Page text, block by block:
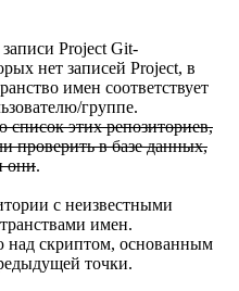
Project Git-
нет записей Project, в
имен соответствует
группе.
список этих репозиториев,
проверить в базе данных,
они.
с неизвестными
имен.
скриптом, основанным
точки.